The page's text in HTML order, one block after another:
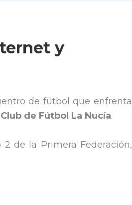
y
de fútbol que enfrenta
Club de Fútbol La Nucía.
de la Primera Federación,